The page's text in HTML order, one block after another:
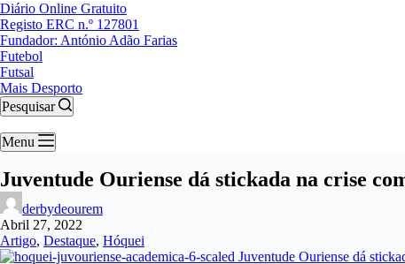
Diário Online Gratuito
Registo ERC n.º 127801
Fundador: António Adão Farias
Futebol
Futsal
Mais Desporto
Pesquisar
Menu
Juventude Ouriense dá stickada na crise
derbydeourem
Abril 27, 2022
Artigo, Destaque, Hóquei